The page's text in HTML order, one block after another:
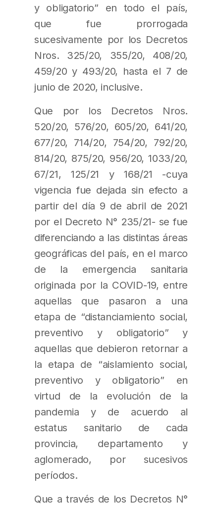
y obligatorio” en todo el país,
que fue prorrogada
sucesivamente por los Decretos
Nros. 325/20, 355/20, 408/20,
459/20 y 493/20, hasta el 7 de
junio de 2020, inclusive.
Que por los Decretos Nros.
520/20, 576/20, 605/20, 641/20,
677/20, 714/20, 754/20, 792/20,
814/20, 875/20, 956/20, 1033/20,
67/21, 125/21 y 168/21 -cuya
vigencia fue dejada sin efecto a
partir del día 9 de abril de 2021
por el Decreto N° 235/21- se fue
diferenciando a las distintas áreas
geográficas del país, en el marco
de la emergencia sanitaria
originada por la COVID-19, entre
aquellas que pasaron a una
etapa de “distanciamiento social,
preventivo y obligatorio” y
aquellas que debieron retornar a
la etapa de “aislamiento social,
preventivo y obligatorio” en
virtud de la evolución de la
pandemia y de acuerdo al
estatus sanitario de cada
provincia, departamento y
aglomerado, por sucesivos
períodos.
Que a través de los Decretos N°